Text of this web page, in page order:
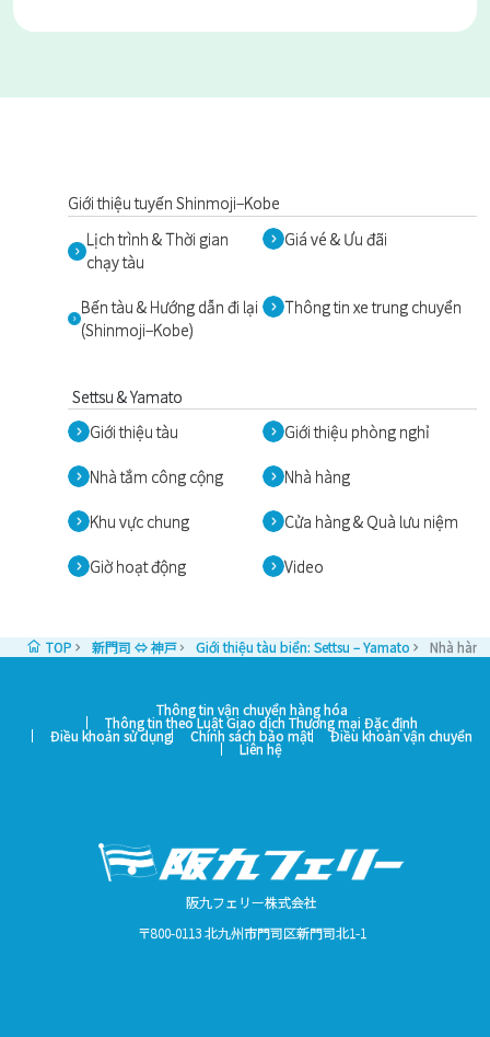
Giới thiệu tuyến Shinmoji–Kobe
Lịch trình & Thời gian
chạy tàu
Giá vé & Ưu đãi
Bến tàu & Hướng dẫn đi lại
(Shinmoji–Kobe)
Thông tin xe trung chuyển
Settsu & Yamato
Giới thiệu tàu
Giới thiệu phòng nghỉ
Nhà tắm công cộng Nhà hàng
Khu vực chung Cửa hàng & Quà lưu niệm
Giờ hoạt động Video
TOP 新門司 ⇔ 神戸 Giới thiệu tàu biển: Settsu – Yamato Nhà
Thông tin vận chuyển hàng hóa
Thông tin theo Luật Giao dịch Thương mại Đặc định
Điều khoản sử dụng Chính sách bảo mật Điều khoản vận chuyển
Liên hệ
阪九フェリー株式会社
〒800-0113 北九州市門司区新門司北1-1